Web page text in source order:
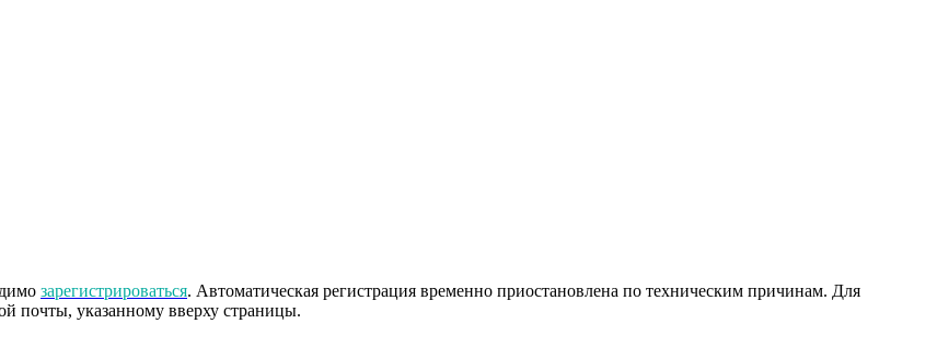
зарегистрироваться. Автоматическая регистрация временно приостановлена по техническим причинам. Для
почты, указанному вверху страницы.